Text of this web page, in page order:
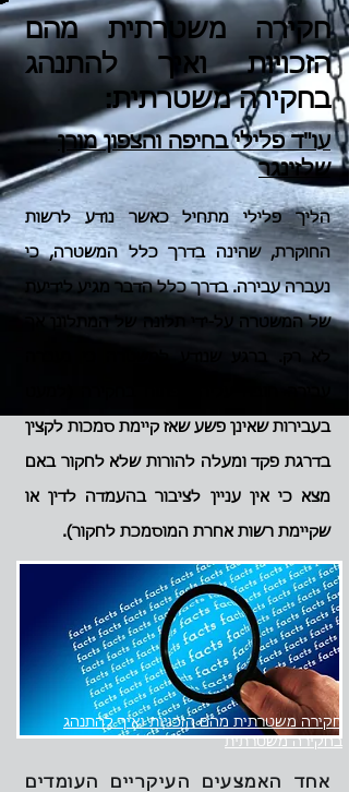
חקירה משטרתית מהם
הזכויות ואיך להתנהג
בחקירה משטרתית:
עו"ד פלילי בחיפה והצפון מורן
שלזינגר
הליך פלילי מתחיל כאשר נודע לרשות
החוקרת, שהינה בדרך כלל המשטרה, כי
נעברה עבירה. בדרך כלל הדבר מגיע לידיעת
של המשטרה על-ידי תלונה של המתלונן אך
בעבירות שאינן פשע שאז קיימת סמכות לקצין
בדרגת פקד ומעלה להורות שלא לחקור באם
מצא כי אין עניין לציבור בהעמדה לדין או
שקיימת רשות אחרת המוסמכת לחקור).
חקירה משטרתית מהם הזכויות ואיך להתנהג
בחקירה משטרתית
אחד האמצעים העיקריים העומדים